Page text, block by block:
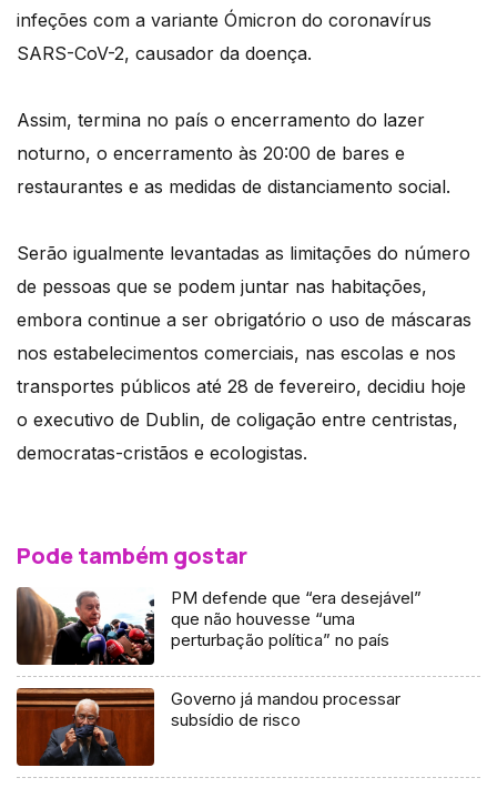
infeções com a variante Ómicron do coronavírus
SARS-CoV-2, causador da doença.
Assim, termina no país o encerramento do lazer
noturno, o encerramento às 20:00 de bares e
restaurantes e as medidas de distanciamento social.
Serão igualmente levantadas as limitações do número
de pessoas que se podem juntar nas habitações,
embora continue a ser obrigatório o uso de máscaras
nos estabelecimentos comerciais, nas escolas e nos
transportes públicos até 28 de fevereiro, decidiu hoje
o executivo de Dublin, de coligação entre centristas,
democratas-cristãos e ecologistas.
Pode também gostar
PM defende que “era desejável”
que não houvesse “uma
perturbação política” no país
Governo já mandou processar
subsídio de risco